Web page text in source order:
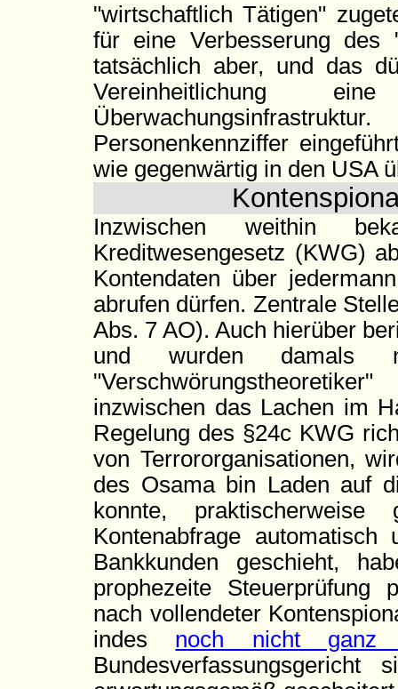
"wirtschaftlich Tätigen"
für eine Verbesserung des
tatsächlich aber, und das
Vereinheitlichung
Personenkennziffer
wie gegenwärtig in den USA
Inzwischen weithin
Kreditwesengesetz (KWG)
Kontendaten über
abrufen dürfen. Zentrale
Abs. 7 AO). Auch hierüber
und wurden damals
inzwischen das Lachen im
Regelung des §24c KWG
von Terrororganisationen,
des Osama bin Laden auf
konnte,
Kontenabfrage
Bankkunden geschieht,
prophezeite Steuerprüfung
nach vollendeter
indes noch nicht ganz